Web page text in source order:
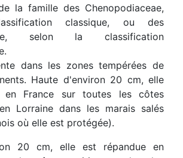
la famille des Chenopodiaceae,
classique, ou des
selon la classification
dans les zones tempérées de
Haute d'environ 20 cm, elle
en France sur toutes les côtes
Lorraine dans les marais salés
où elle est protégée).
20 cm, elle est répandue en